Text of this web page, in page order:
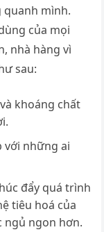
mình.
của mọi
nhà hàng vì
sau:
khoáng chất
với những ai
đẩy quá trình
tiêu hoá của
ngủ ngon hơn.